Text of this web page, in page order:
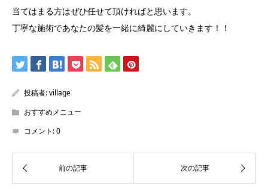
当てはまる方はぜひ任せて頂ければと思います。
丁寧な施術であなたの髪を一緒に綺麗にしていきます！！
投稿者:village
おすすめメニュー
コメント:0